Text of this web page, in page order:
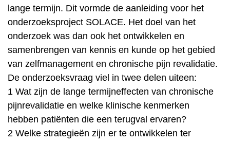
lange termijn. Dit vormde de aanleiding voor het
onderzoeksproject SOLACE. Het doel van het
onderzoek was dan ook het ontwikkelen en
samenbrengen van kennis en kunde op het gebied
van zelfmanagement en chronische pijn revalidatie.
De onderzoeksvraag viel in twee delen uiteen:
1 Wat zijn de lange termijneffecten van chronische
pijnrevalidatie en welke klinische kenmerken
hebben patiënten die een terugval ervaren?
2 Welke strategieën zijn er te ontwikkelen ter